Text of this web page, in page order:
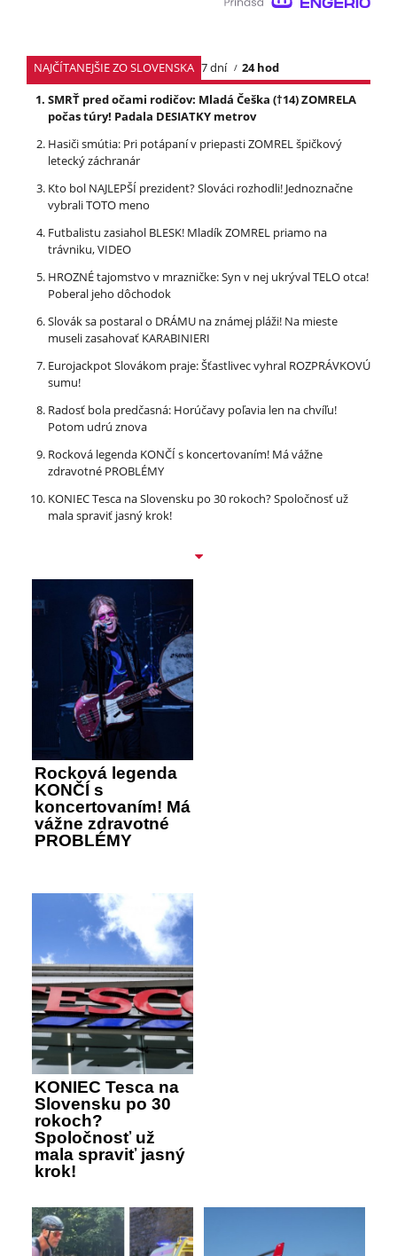
NAJČÍTANEJŠIE ZO SLOVENSKA 7 dní
24 hod
SMRŤ pred očami rodičov: Mladá Češka (†14) ZOMRELA
počas túry! Padala DESIATKY metrov
Hasiči smútia: Pri potápaní v priepasti ZOMREL špičkový
letecký záchranár
Kto bol NAJLEPŠÍ prezident? Slováci rozhodli! Jednoznačne
vybrali TOTO meno
Futbalistu zasiahol BLESK! Mladík ZOMREL priamo na
trávniku, VIDEO
HROZNÉ tajomstvo v mrazničke: Syn v nej ukrýval TELO otca!
Poberal jeho dôchodok
Slovák sa postaral o DRÁMU na známej pláži! Na mieste
museli zasahovať KARABINIERI
Eurojackpot Slovákom praje: Šťastlivec vyhral ROZPRÁVKOVÚ
sumu!
Radosť bola predčasná: Horúčavy poľavia len na chvíľu!
Potom udrú znova
Rocková legenda KONČÍ s koncertovaním! Má vážne
zdravotné PROBLÉMY
KONIEC Tesca na Slovensku po 30 rokoch? Spoločnosť už
mala spraviť jasný krok!
Rocková legenda
KONČÍ s
koncertovaním! Má
vážne zdravotné
PROBLÉMY
KONIEC Tesca na
Slovensku po 30
rokoch?
Spoločnosť už
mala spraviť jasný
krok!